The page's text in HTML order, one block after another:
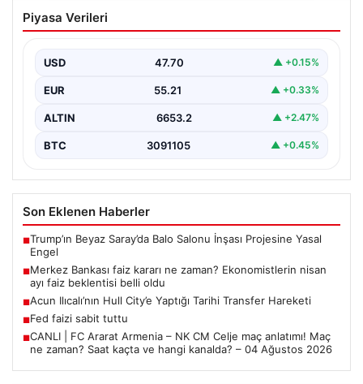
Merkez Bankası faiz kararı ne zaman?
Ekonomistlerin nisan ayı faiz beklentisi
Piyasa Verileri
USD 47.70 ▲ +0.15%
EUR 55.21 ▲ +0.33%
ALTIN 6653.2 ▲ +2.47%
BTC 3091105 ▲ +0.45%
Son Eklenen Haberler
■Trump’ın Beyaz Saray’da Balo Salonu İnşası Projesine Yasal
Engel
■Merkez Bankası faiz kararı ne zaman? Ekonomistlerin nisan
ayı faiz beklentisi belli oldu
■Acun Ilıcalı’nın Hull City’e Yaptığı Tarihi Transfer Hareketi
■Fed faizi sabit tuttu
■CANLI | FC Ararat Armenia – NK CM Celje maç anlatımı! Maç
ne zaman? Saat kaçta ve hangi kanalda? – 04 Ağustos 2026